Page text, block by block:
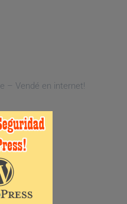
– Vendé en internet!